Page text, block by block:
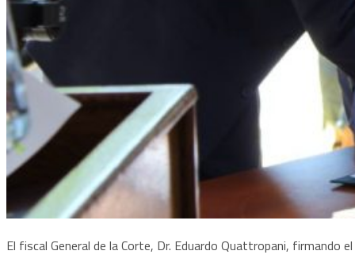
El fiscal General de la Corte, Dr. Eduardo Quattropani, firmando